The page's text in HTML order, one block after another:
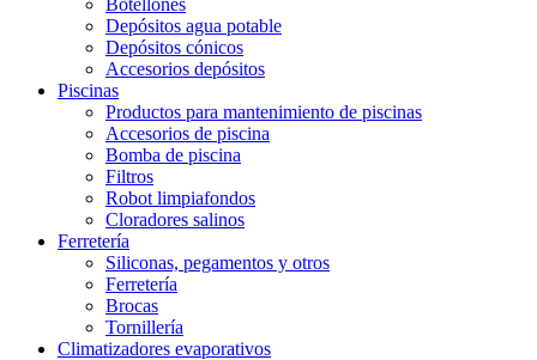
Depósitos agua potable
Depósitos cónicos
Accesorios depósitos
Piscinas
Productos para mantenimiento de piscinas
Accesorios de piscina
Bomba de piscina
Filtros
Robot limpiafondos
Cloradores salinos
Ferretería
Siliconas, pegamentos y otros
Ferretería
Brocas
Tornillería
Climatizadores evaporativos